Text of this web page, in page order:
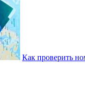
Как проверить